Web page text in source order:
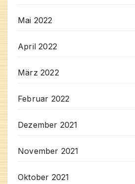
Mai 2022
April 2022
März 2022
Februar 2022
Dezember 2021
November 2021
Oktober 2021